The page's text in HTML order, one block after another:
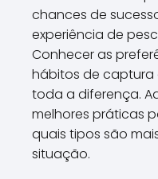
chances de
experiência de
Conhecer as
hábitos de captura
toda a diferença.
melhores práticas
quais tipos são
situação.